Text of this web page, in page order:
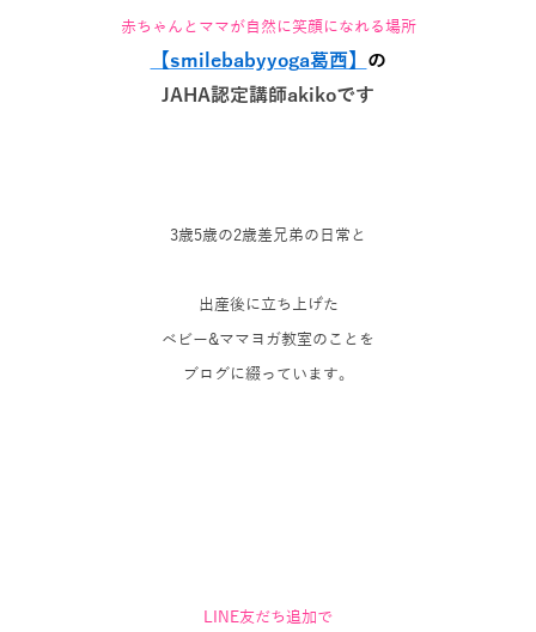
赤ちゃんとママが自然に笑顔になれる場所
【smilebabyyoga葛西】 の
JAHA認定講師akikoです
3歳5歳の2歳差兄弟の日常と
出産後に立ち上げた
ベビー&ママヨガ教室のことを
ブログに綴っています。
LINE友だち追加で